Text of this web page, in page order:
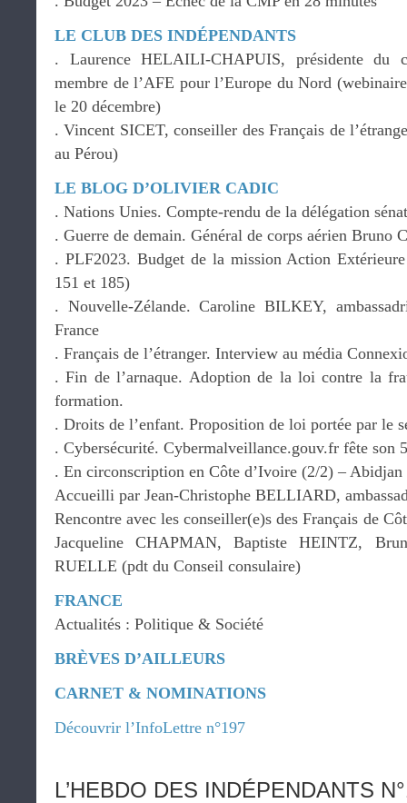
LE CLUB DES INDÉPENDANTS
. Laurence HELAILI-CHAPUIS, présidente du
membre de l’AFE pour l’Europe du Nord
le 20 décembre)
. Vincent SICET, conseiller des Français de
au Pérou)
LE BLOG D’OLIVIER CADIC
. Nations Unies. Compte-rendu de la délégation
. Guerre de demain. Général de corps aérien Bruno
. PLF2023. Budget de la mission Action
151 et 185)
. Nouvelle-Zélande. Caroline BILKEY,
France
. Français de l’étranger. Interview au média
. Fin de l’arnaque. Adoption de la loi contre la
formation.
. Droits de l’enfant. Proposition de loi portée par le
. Cybersécurité. Cybermalveillance.gouv.fr fête son
. En circonscription en Côte d’Ivoire (2/2) –
Accueilli par Jean-Christophe BELLIARD,
Rencontre avec les conseiller(e)s des Français de
Jacqueline CHAPMAN, Baptiste HEINTZ,
RUELLE (pdt du Conseil consulaire)
FRANCE
Actualités : Politique & Société
BRÈVES D’AILLEURS
CARNET & NOMINATIONS
Découvrir l’InfoLettre n°197
L’HEBDO DES INDÉPENDANTS